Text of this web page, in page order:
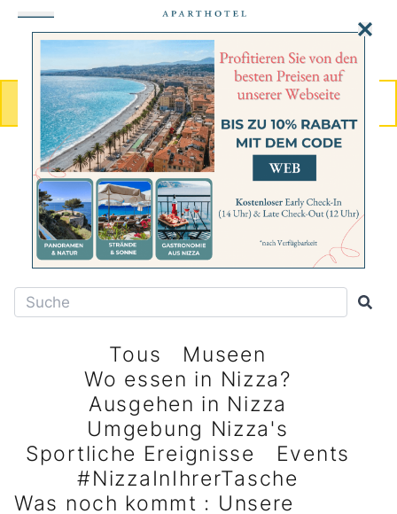
MENU
BUCHEN
CITY-GUIDE
Neuigkeiten zu tun und zu
entdecken
Tous
Museen
Wo essen in Nizza?
Ausgehen in Nizza
Umgebung Nizza's
Sportliche Ereignisse
Events
#NizzaInIhrerTasche
Was noch kommt : Unsere